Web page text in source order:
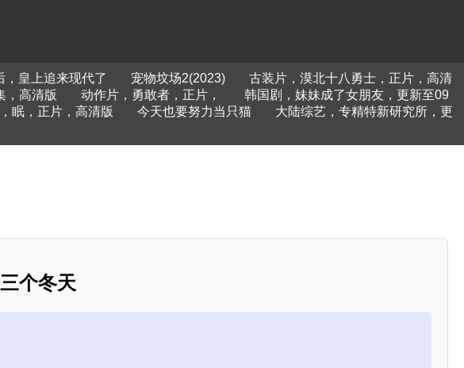
，皇上追来现代了 宠物坟场2(2023)
古装片，漠北十八勇士，正片，高清
，高清版 动作片，勇敢者，正片，
韩国剧，妹妹成了女朋友，更新至09
眠，正片，高清版 今天也要努力当只猫
大陆综艺，专精特新研究所，更
个冬天